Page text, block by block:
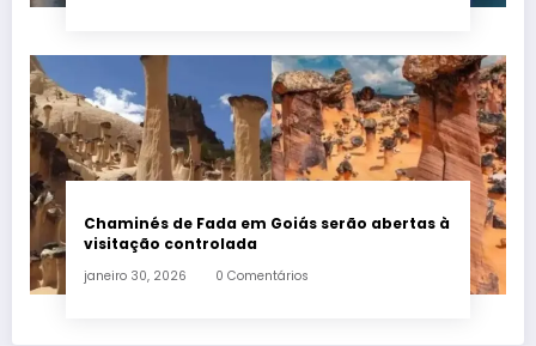
Chaminés de Fada em Goiás serão abertas à
visitação controlada
janeiro 30, 2026 0 Comentários